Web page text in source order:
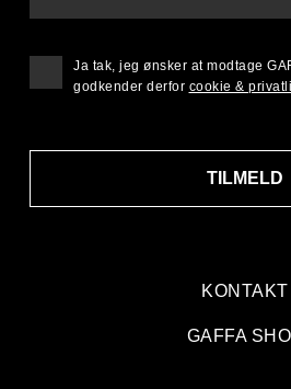
KONTAKT
GAFFA
TILMELD
Ja tak, jeg ønsker at modtage
godkender derfor cookie &